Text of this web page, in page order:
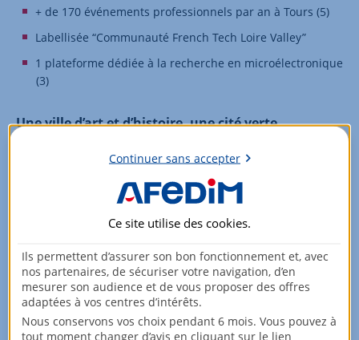
+ de 170 événements professionnels par an à Tours (5)
Labellisée “Communauté French Tech Loire Valley”
1 plateforme dédiée à la recherche en microélectronique
(3)
Une ville d’art et d’histoire, une cité verte
Labellisée “Cité internationale de la gastronomie” (10)
7 restaurants étoilés en Indre-et-Loire (11)
141 monuments historiques à Tours (12)
620 km d’aménagements cyclables dans la métropole (5)
55 sites touristiques au sein de la métropole (13)
Labellisée “Ville d’art et d’histoire”
Le Val de Loire entre Sully-sur-Loire et Chalonnes, inscrit
au patrimoine mondial de l’Unesco
Continuer sans accepter
Ce site utilise des cookies.
Ils permettent d’assurer son bon fonctionnement et, avec
nos partenaires, de sécuriser votre navigation, d’en
mesurer son audience et de vous proposer des offres
adaptées à vos centres d’intérêts.
Nous conservons vos choix pendant 6 mois. Vous pouvez à
tout moment changer d’avis en cliquant sur le lien